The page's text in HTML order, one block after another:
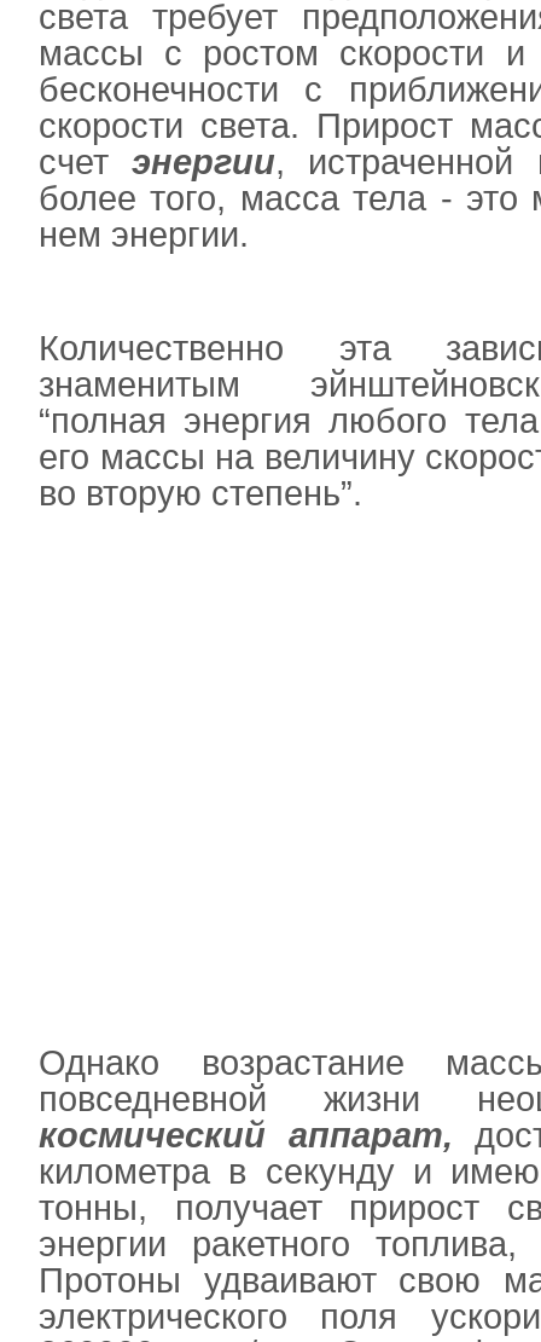
света требует
массы с ростом скорости
бесконечности с
скорости света. Прирост
счетэнергии, истраченной
более того, масса тела -
нем энергии.
Количественно эта
знаменитым
“полная энергия любого
его массы на величину
во вторую степень”.
Однако возрастание
повседневной жизни
космический аппарат,
километра в секунду и
тонны, получает прирост
энергии ракетного
Протоны удваивают свою
электрического поля